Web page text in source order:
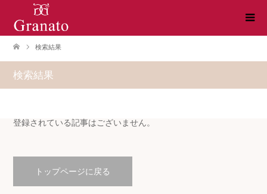
検索結果
検索結果
登録されている記事はございません。
トップページに戻る